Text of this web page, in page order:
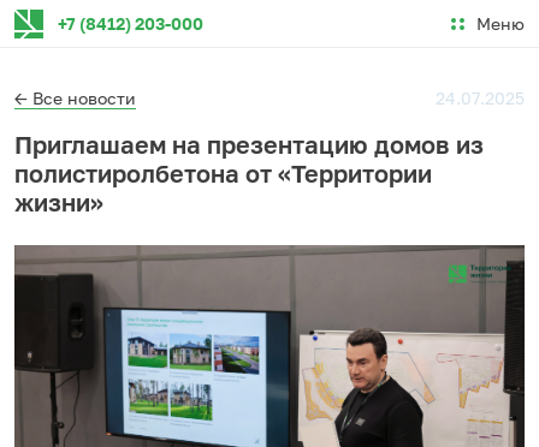
+7 (8412) 203-000 Меню
← Все новости 24.07.2025
Приглашаем на презентацию домов из
полистиролбетона от «Территории
жизни»